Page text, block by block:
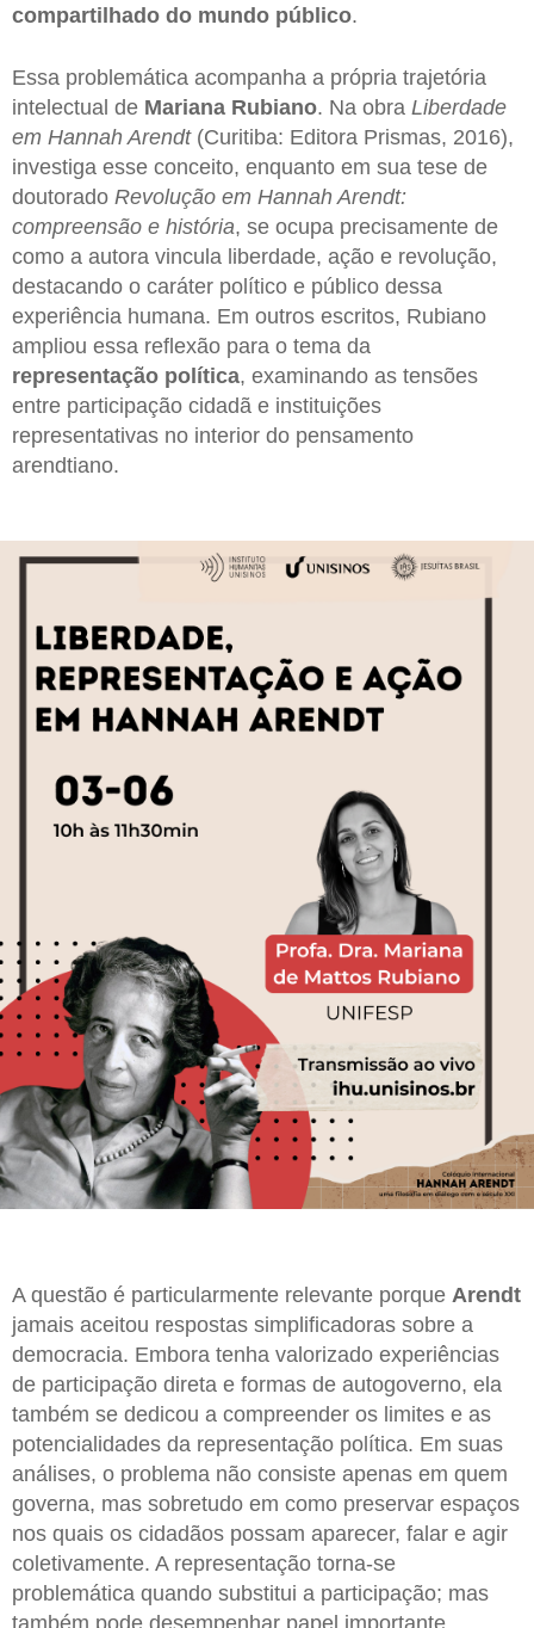
compartilhado do mundo público.
Essa problemática acompanha a própria trajetória
intelectual de Mariana Rubiano. Na obra Liberdade
em Hannah Arendt(Curitiba: Editora Prismas, 2016),
investiga esse conceito, enquanto em sua tese de
doutorado Revolução em Hannah Arendt:
compreensão e história, se ocupa precisamente de
como a autora vincula liberdade, ação e revolução,
destacando o caráter político e público dessa
experiência humana. Em outros escritos, Rubiano
ampliou essa reflexão para o tema da
representação política, examinando as tensões
entre participação cidadã e instituições
representativas no interior do pensamento
arendtiano.
A questão é particularmente relevante porque Arendt
jamais aceitou respostas simplificadoras sobre a
democracia. Embora tenha valorizado experiências
de participação direta e formas de autogoverno, ela
também se dedicou a compreender os limites e as
potencialidades da representação política. Em suas
análises, o problema não consiste apenas em quem
governa, mas sobretudo em como preservar espaços
nos quais os cidadãos possam aparecer, falar e agir
coletivamente. A representação torna-se
problemática quando substitui a participação; mas